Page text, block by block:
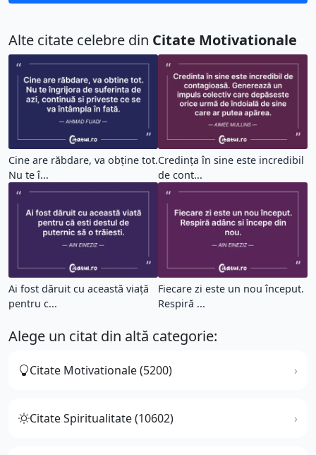
Alte citate celebre din Citate Motivationale
Cine are răbdare, va obține tot.
Nu te î...
Credința în sine este incredibil
de cont...
Ai fost dăruit cu această viață
pentru c...
Fiecare zi este un nou început.
Respiră ...
Alege un citat din altă categorie:
Citate Motivationale (5200)
Citate Spiritualitate (10602)